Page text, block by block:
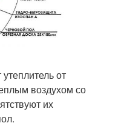
от
воздухом со
их